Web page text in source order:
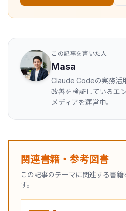
この記事を書いた人
Masa
Claude Codeの実務活
改善を検証しているエ
メディアを運営中。
関連書籍・参考図書
この記事のテーマに関連する書
す。